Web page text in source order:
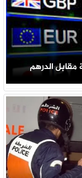
مقابل الدرهم